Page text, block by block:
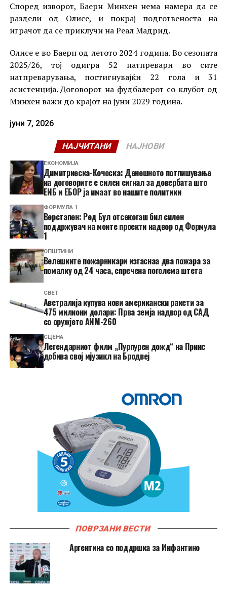
Според изворот, Баерн Минхен нема намера да се
раздели од Олисе, и покрај подготвеноста на
играчот да се приклучи на Реал Мадрид.
Олисе е во Баерн од летото 2024 година. Во сезоната
2025/26, тој одигра 52 натпревари во сите
натпреварувања, постигнувајќи 22 гола и 31
асистенција. Договорот на фудбалерот со клубот од
Минхен важи до крајот на јуни 2029 година.
јуни 7, 2026
НАЈЧИТАНИ НАЈНОВИ
ЕКОНОМИЈА
Димитриеска-Кочоска: Денешното потпишување
на договорите е силен сигнал за довербата што
ЕИБ и ЕБОР ја имаат во нашите политики
ФОРМУЛА 1
Верстапен: Ред Бул отсекогаш бил силен
поддржувач на моите проекти надвор од Формула
1
ОПШТИНИ
Велешките пожарникари изгаснаа два пожара за
помалку од 24 часа, спречена поголема штета
СВЕТ
Австралија купува нови американски ракети за
475 милиони долари: Прва земја надвор од САД
со оружјето АИМ-260
СЦЕНА
Легендарниот филм „Пурпурен дожд“ на Принс
добива свој мјузикл на Бродвеј
ПОВРЗАНИ ВЕСТИ
Аргентина со поддршка за Инфантино